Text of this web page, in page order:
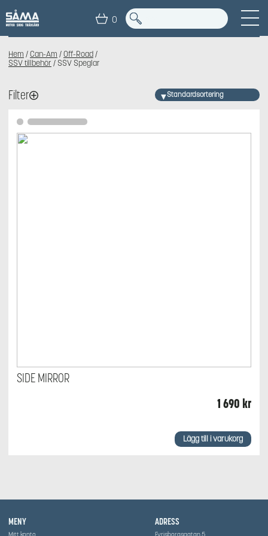
0
Hem /Can-Am /Off-Road/
SSV tillbehör / SSV Speglar
SSV SPEGLAR
Filter
SIDE MIRROR
1 690 kr
Lägg till i varukorg
MENY
Mitt konto
ADRESS
Fyrisborgsgatan 5